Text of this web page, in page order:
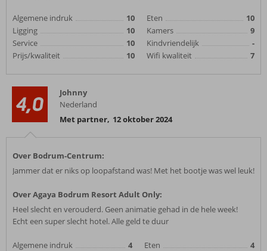
Algemene indruk
10
Ligging
10
Service
10
Prijs/kwaliteit
10
Eten
10
Kamers
9
Kindvriendelijk
-
Wifi kwaliteit
7
4,0
Johnny
Nederland
Met partner, 12 oktober 2024
Over Bodrum-Centrum:
Jammer dat er niks op loopafstand was! Met het bootje was wel leuk!
Over Agaya Bodrum Resort Adult Only:
Heel slecht en verouderd. Geen animatie gehad in de hele week!
Echt een super slecht hotel. Alle geld te duur
Algemene indruk
4
Eten
4